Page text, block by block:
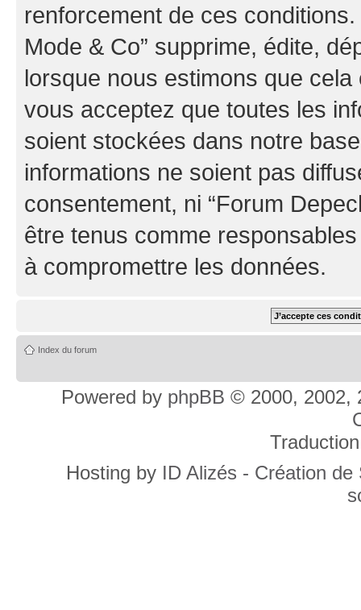
renforcement de ces
Mode & Co” supprime, édite,
lorsque nous estimons que cela
vous acceptez que toutes les
soient stockées dans notre
informations ne soient pas
consentement, ni “Forum
être tenus comme
à compromettre les données.
Index du forum
Powered by phpBB © 2000, 2002,
Hosting by ID Alizés - Création